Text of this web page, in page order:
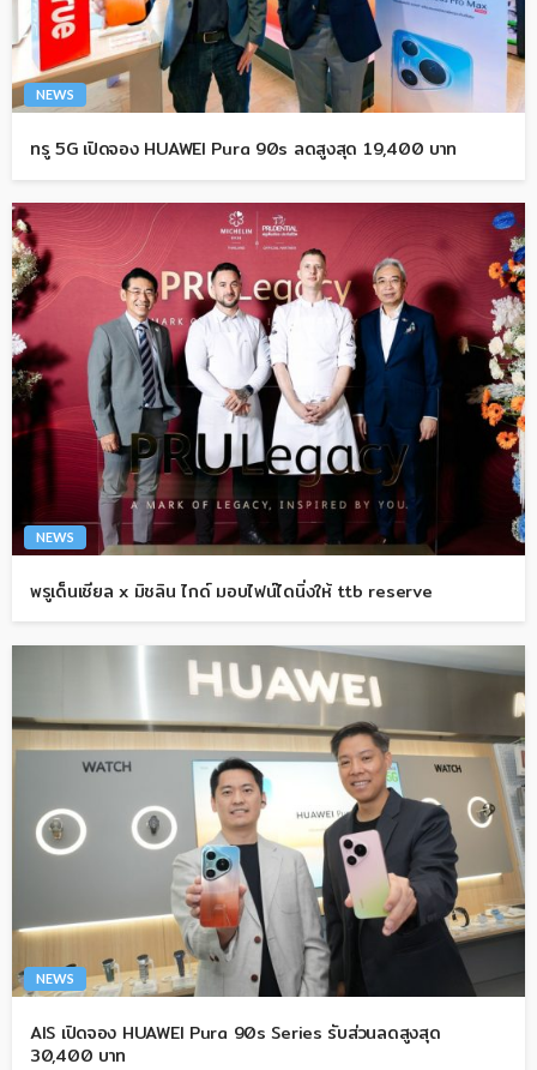
NEWS
ทรู 5G เปิดจอง HUAWEI Pura 90s ลดสูงสุด 19,400 บาท
NEWS
พรูเด็นเชียล x มิชลิน ไกด์ มอบไฟน์ไดนิ่งให้ ttb reserve
NEWS
AIS เปิดจอง HUAWEI Pura 90s Series รับส่วนลดสูงสุด
30,400 บาท